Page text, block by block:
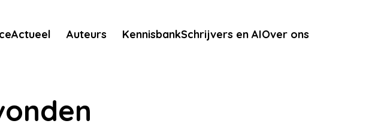
Actueel Auteurs KennisbankSchrijvers en AIOver ons